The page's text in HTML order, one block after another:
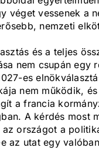
véget vessenek a
nemzeti
és a teljes
nem csupán
es
nem működik,
a francia
A kérdés most
országot a
az utat egy